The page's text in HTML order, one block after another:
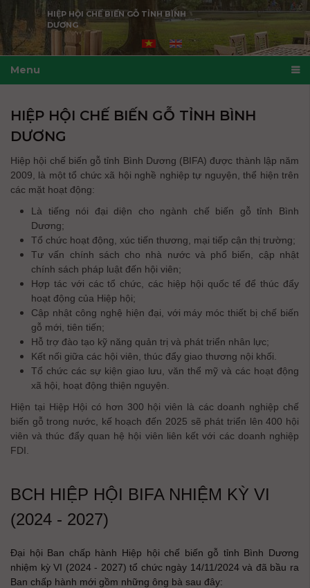
HIỆP HỘI CHẾ BIẾN GỖ TỈNH BÌNH
DƯƠNG
Menu
HIỆP HỘI CHẾ BIẾN GỖ TỈNH BÌNH
DƯƠNG
Hiệp hội chế biến gỗ tỉnh Bình Dương (BIFA) được thành lập năm
2009, là một tổ chức xã hội nghề nghiệp tự nguyện, thể hiện trên
các mặt hoạt động:
Là tiếng nói đại diện cho ngành chế biến gỗ tỉnh Bình
Dương;
Tổ chức hoạt động, xúc tiến thương, mại tiếp cận thị trường;
Tư vấn chính sách cho nhà nước và phổ biến, cập nhật
chính sách pháp luật đến hội viên;
Hợp tác với các tổ chức, các hiệp hội quốc tế để thúc đẩy
hoạt động của Hiệp hội;
Cập nhật công nghệ hiện đại, với máy móc thiết bị chế biến
gỗ mới, tiên tiến;
Hỗ trợ đào tạo kỹ năng quản trị và phát triển nhân lực;
Kết nối giữa các hội viên, thúc đẩy giao thương nội khối.
Tổ chức các sự kiện giao lưu, văn thể mỹ và các hoạt động
xã hội, hoạt động thiện nguyện.
Hiện tại Hiệp Hội có hơn 300 hội viên là các doanh nghiệp chế
biến gỗ trong nước, kế hoạch đến 2025 sẽ phát triển lên 400 hội
viên và thúc đẩy quan hệ hội viên liên kết với các doanh nghiệp
FDI.
BCH HIỆP HỘI BIFA NHIỆM KỲ VI
(2024 - 2027)
Đại hội Ban chấp hành Hiệp hội chế biến gỗ tỉnh Bình Dương
nhiệm kỳ VI (2024 - 2027) tổ chức ngày 14/11/2024 và đã bầu ra
Ban chấp hành mới gồm những ông bà sau đây: